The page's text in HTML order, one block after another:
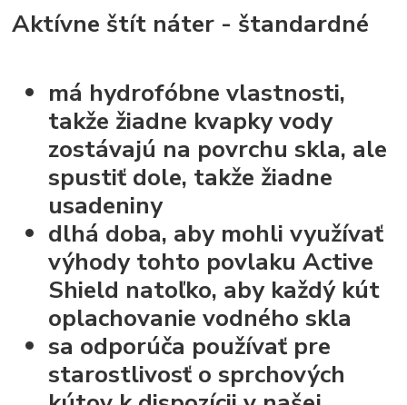
Aktívne štít náter - štandardné
má hydrofóbne vlastnosti,
takže žiadne kvapky vody
zostávajú na povrchu skla, ale
spustiť dole, takže žiadne
usadeniny
dlhá doba, aby mohli využívať
výhody tohto povlaku Active
Shield natoľko, aby každý kút
oplachovanie vodného skla
sa odporúča používať pre
starostlivosť o sprchových